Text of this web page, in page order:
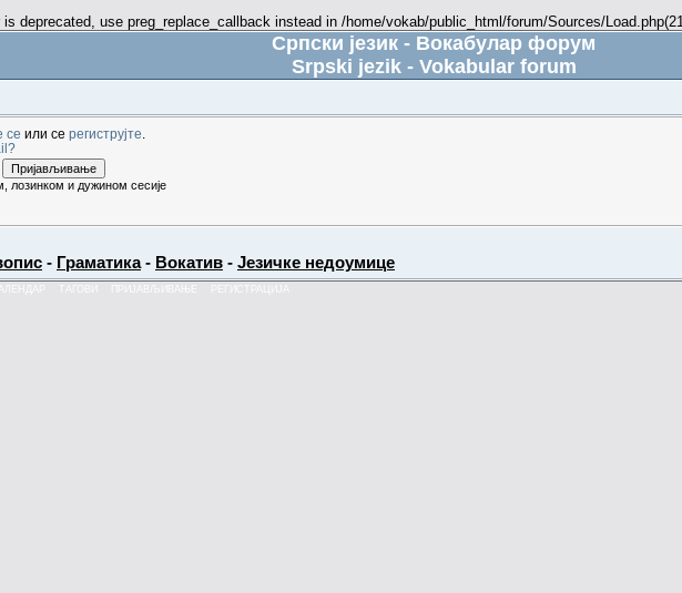
deprecated, use preg_replace_callback instead in /home/vokab/public_html/forum/Sources/
Српски језик - Вокабулар форум
Srpski jezik - Vokabular forum
се или се региструјте
лозинком и дужином сесије
- Граматика- Вокатив - Језичке недоумице